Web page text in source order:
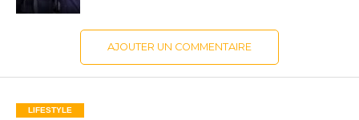
AJOUTER UN COMMENTAIRE
LIFESTYLE